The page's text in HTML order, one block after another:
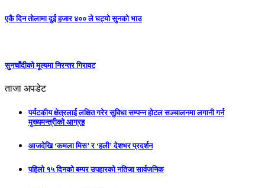
एकै दिन तोलामा दुई हजार ४०० ले घट्यो सुनको भाउ
सुनचाँदीको मूल्यमा निरन्तर गिरावट
ताजा अपडेट
पर्यटकीय क्षेत्रलाई लक्षित गरेर सुविधा सम्पन्न होटल सञ्चालनमा लगानी गर्न
मुख्यमन्त्रीको आग्रह
आजदेखि ‘कमला मिस’ र ‘हली’ देशभर प्रदर्शन
पहिलो १५ दिनको बम्पर उपहारको नतिजा सार्वजनिक